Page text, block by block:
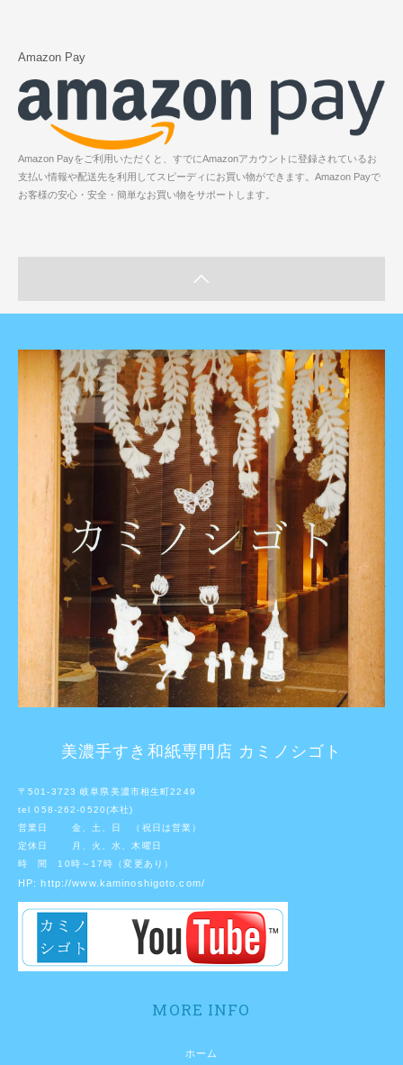
Amazon Pay
Amazon Payをご利用いただくと、すでにAmazonアカウントに登録されているお
支払い情報や配送先を利用してスピーディにお買い物ができます。Amazon Payで
お客様の安心・安全・簡単なお買い物をサポートします。
美濃手すき和紙専門店 カミノシゴト
〒501-3723 岐阜県美濃市相生町2249
tel 058-262-0520(本社)
営業日 金、土、日 （祝日は営業）
定休日 月、火、水、木曜日
時 間 10時～17時（変更あり）
HP: http://www.kaminoshigoto.com/
MORE INFO
ホーム